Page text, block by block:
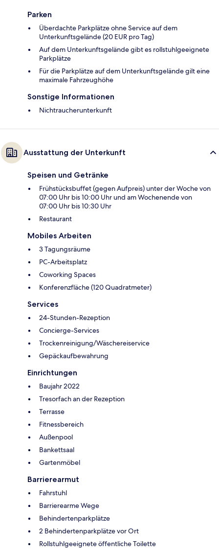
Parken
Überdachte Parkplätze ohne Service auf dem
Unterkunftsgelände (20 EUR pro Tag)
Auf dem Unterkunftsgelände gibt es rollstuhlgeeignete
Parkplätze
Für die Parkplätze auf dem Unterkunftsgelände gilt eine
maximale Fahrzeughöhe
Sonstige Informationen
Nichtraucherunterkunft
Ausstattung der Unterkunft
Speisen und Getränke
Frühstücksbuffet (gegen Aufpreis) unter der Woche von
07:00 Uhr bis 10:00 Uhr und am Wochenende von
07:00 Uhr bis 10:30 Uhr
Restaurant
Mobiles Arbeiten
3 Tagungsräume
PC-Arbeitsplatz
Coworking Spaces
Konferenzfläche (120 Quadratmeter)
Services
24-Stunden-Rezeption
Concierge-Services
Trockenreinigung/Wäschereiservice
Gepäckaufbewahrung
Einrichtungen
Baujahr 2022
Tresorfach an der Rezeption
Terrasse
Fitnessbereich
Außenpool
Bankettsaal
Gartenmöbel
Barrierearmut
Fahrstuhl
Barrierearme Wege
Behindertenparkplätze
2 Behindertenparkplätze vor Ort
Rollstuhlgeeignete öffentliche Toilette